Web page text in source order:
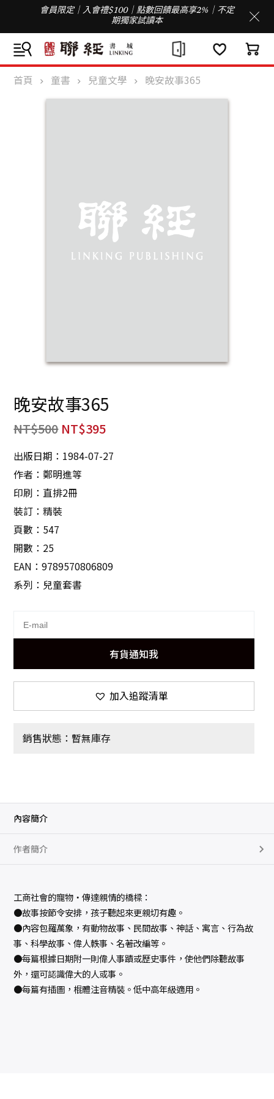
會員限定｜入會禮$100｜點數回饋最高享2%｜不定
期獨家試讀本
首頁 童書 兒童文學 晚安故事365
晚安故事365
NT$500 NT$395
出版日期：1984-07-27
作者：鄭明進等
印刷：直排2冊
裝訂：精裝
頁數：547
開數：25
EAN：9789570806809
系列：兒童套書
有貨通知我
加入追蹤清單
銷售狀態：暫無庫存
內容簡介
作者簡介
工商社會的寵物‧傳達親情的橋樑：
●故事按節令安排，孩子聽起來更親切有趣。
●內容包羅萬象，有動物故事、民間故事、神話、寓言、行為故
事、科學故事、偉人軼事、名著改編等。
●每篇根據日期附一則偉人事蹟或歷史事件，使他們除聽故事
外，還可認識偉大的人或事。
●每篇有插圖，棍體注音精裝。低中高年級適用。